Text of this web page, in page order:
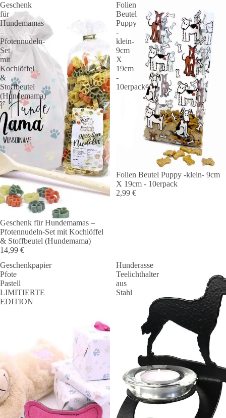
Geschenk
für
Hundemamas
–
Pfotennudeln-
Set
mit
Kochlöffel
&
Stoffbeutel
(Hundemama)
Geschenk für Hundemamas –
Pfotennudeln-Set mit Kochlöffel
& Stoffbeutel (Hundemama)
14,99 €
Folien
Beutel
Puppy
-
klein-
9cm
X
19cm
-
10erpack
Folien Beutel Puppy -klein- 9cm
X 19cm - 10erpack
2,99 €
Geschenkpapier
Pfote
Pastell
LIMITIERTE
EDITION
Hunderasse
Teelichthalter
aus
Stahl